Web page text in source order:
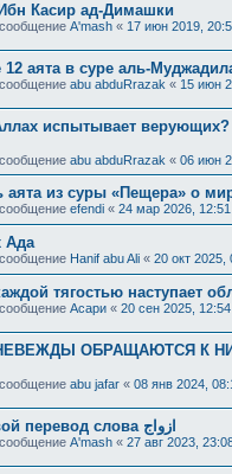
Касир ад-Димашки
A'mash « 17 июн 2019,
12 аята в суре аль-
abu abduRrazak « 15 июн
испытывает
abu abduRrazak « 06 июн
аята из суры «Пещера» о
efendi « 24 мар 2026, 12:51
Ада
Hanif abu Ali « 20 окт 2025,
тягостью наступает
Асари « 20 сен 2025, 12:54
ОБРАЩАЮТСЯ К
abu jafar « 08 янв 2024,
Смысловой перевод слова ازواج
A'mash « 27 авг 2023,